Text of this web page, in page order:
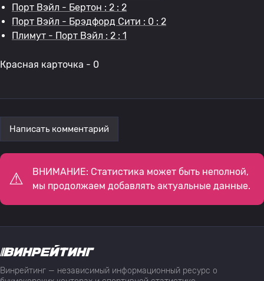
Порт Вэйл - Бертон : 2 : 2
Порт Вэйл - Брэдфорд Сити : 0 : 2
Плимут - Порт Вэйл : 2 : 1
Красная карточка - 0
Написать комментарий
ВНИМАНИЕ: Статистика может быть неполной,
мы продолжаем добавлять актуальные данные.
Винрейтинг — независимый информационный ресурс о